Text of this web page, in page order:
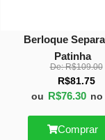
Berloque
Patinha
De:R$109.00
R$81.75
ou R$76.30 no
Comprar